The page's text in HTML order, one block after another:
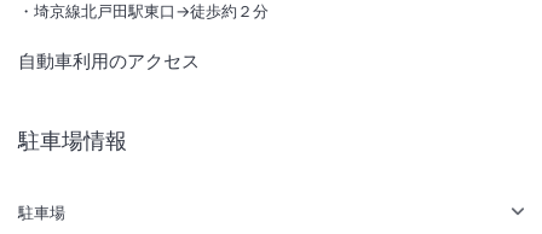
北戸田駅から駅から徒歩２分、お車では東京外環自動車道戸田東出口よ
埼京線北戸田駅東口→徒歩約２分
自動車利用のアクセス
駐車場情報
駐車場